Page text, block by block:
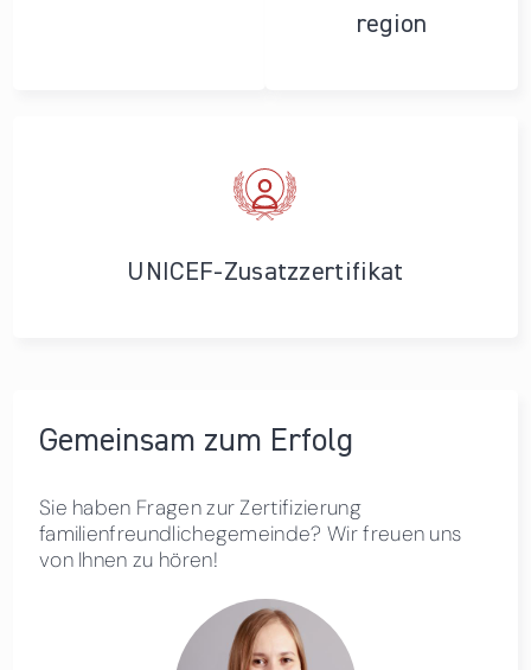
region
UNICEF-Zusatzzertifikat
Gemeinsam zum Erfolg
Sie haben Fragen zur Zertifizierung
familienfreundlichegemeinde? Wir freuen uns
von Ihnen zu hören!